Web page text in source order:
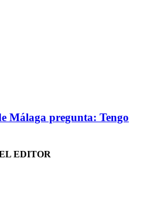
Málaga pregunta: Tengo
EDITOR